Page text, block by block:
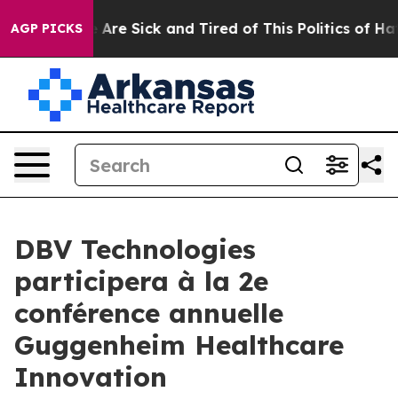
AGP PICKS
“People Are Sick and Tired of This Politics of
DBV Technologies
participera à la 2e
conférence annuelle
Guggenheim Healthcare
Innovation